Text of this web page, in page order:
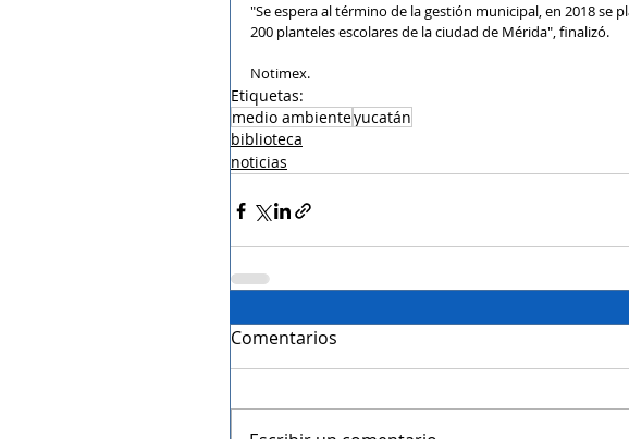
"Se espera al término de la gestión municipal, en 2018 se
200 planteles escolares de la ciudad de Mérida", finalizó.
Notimex.
Etiquetas:
medio ambienteyucatán
biblioteca
noticias
Comentarios